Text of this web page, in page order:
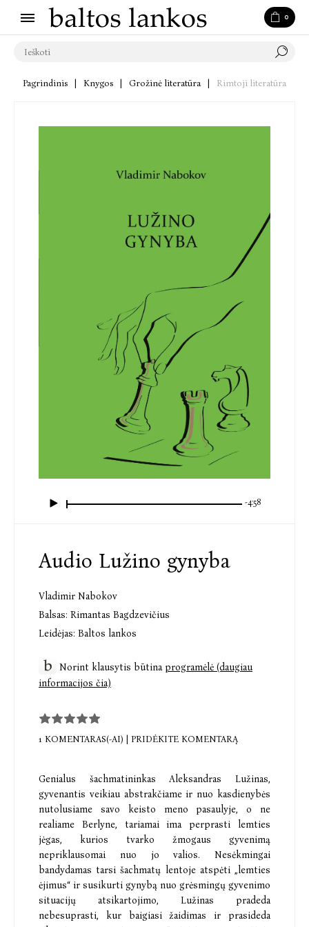
0
Pagrindinis Knygos Grožinė literatūra Rimtoji literatūra
-4:58
Audio Lužino gynyba
Vladimir Nabokov
Balsas: Rimantas Bagdzevičius
Leidėjas: Baltos lankos
Norint klausytis būtinaprogramėlė (daugiau
informacijos čia)
1 KOMENTARAS(-AI) | PRIDĖKITE KOMENTARĄ
Genialus šachmatininkas Aleksandras Lužinas,
gyvenantis veikiau abstrakčiame ir nuo kasdienybės
nutolusiame savo keisto meno pasaulyje, o ne
realiame Berlyne, tariamai ima perprasti lemties
jėgas, kurios tvarko žmogaus gyvenimą
nepriklausomai nuo jo valios. Nesėkmingai
bandydamas tarsi šachmatų lentoje atspėti „lemties
ėjimus“ ir susikurti gynybą nuo grėsmingų gyvenimo
situacijų atsikartojimo, Lužinas pradeda
nebesuprasti, kur baigiasi žaidimas ir prasideda